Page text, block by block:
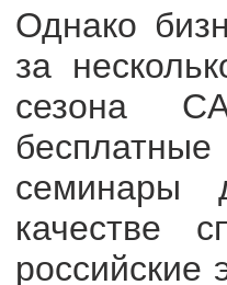
Однако
за
сезона
семинары
качестве
российские